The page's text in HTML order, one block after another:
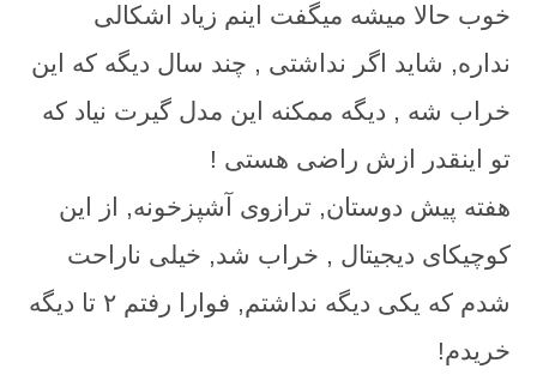
خوب حالا میشه میگفت اینم زیاد اشکالی
نداره, شاید اگر نداشتی , چند سال دیگه که این
خراب شه , دیگه ممکنه این مدل گیرت نیاد که
تو اینقدر ازش راضی هستی !
هفته پیش دوستان, ترازوی آشپزخونه, از این
کوچیکای دیجیتال , خراب شد, خیلی ناراحت
شدم که یکی دیگه نداشتم, فوارا رفتم ۲ تا دیگه
خریدم!